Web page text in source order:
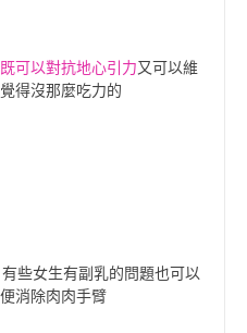
既可以對抗地心引力又可以維
得沒那麼吃力的
些女生有副乳的問題也可以
消除肉肉手臂